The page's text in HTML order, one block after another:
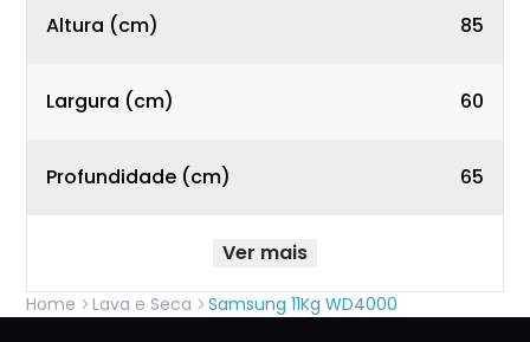
Altura (cm) 85
Largura (cm) 60
Profundidade (cm) 65
Ver mais
Home Lava e Seca Samsung 11Kg WD4000